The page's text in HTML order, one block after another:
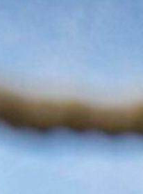
7 Agosto 2026
Juve, ecco la terza
dettagli in oro